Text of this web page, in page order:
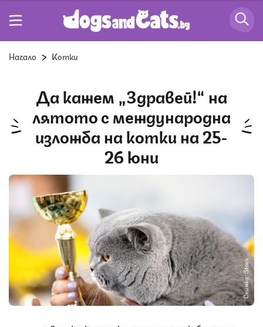
Начало Котки
Да кажем „Здравей!“ на
лятото с международна
изложба на котки на 25-
26 юни
Снимка: iStock